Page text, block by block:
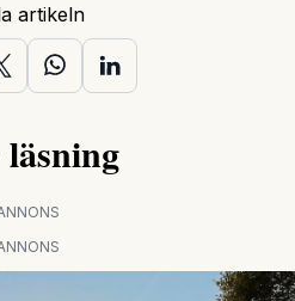
artikeln